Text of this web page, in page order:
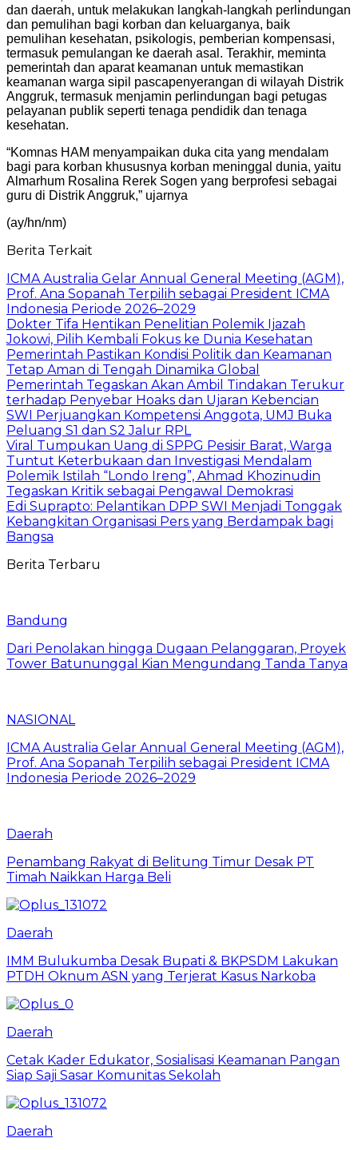
dan daerah, untuk melakukan langkah-langkah perlindungan
dan pemulihan bagi korban dan keluarganya, baik
pemulihan kesehatan, psikologis, pemberian kompensasi,
termasuk pemulangan ke daerah asal. Terakhir, meminta
pemerintah dan aparat keamanan untuk memastikan
keamanan warga sipil pascapenyerangan di wilayah Distrik
Anggruk, termasuk menjamin perlindungan bagi petugas
pelayanan publik seperti tenaga pendidik dan tenaga
kesehatan.
“Komnas HAM menyampaikan duka cita yang mendalam
bagi para korban khususnya korban meninggal dunia, yaitu
Almarhum Rosalina Rerek Sogen yang berprofesi sebagai
guru di Distrik Anggruk,” ujarnya
(ay/hn/nm)
Berita Terkait
ICMA Australia Gelar Annual General Meeting (AGM),
Prof. Ana Sopanah Terpilih sebagai President ICMA
Indonesia Periode 2026–2029
Dokter Tifa Hentikan Penelitian Polemik Ijazah
Jokowi, Pilih Kembali Fokus ke Dunia Kesehatan
Pemerintah Pastikan Kondisi Politik dan Keamanan
Tetap Aman di Tengah Dinamika Global
Pemerintah Tegaskan Akan Ambil Tindakan Terukur
terhadap Penyebar Hoaks dan Ujaran Kebencian
SWI Perjuangkan Kompetensi Anggota, UMJ Buka
Peluang S1 dan S2 Jalur RPL
Viral Tumpukan Uang di SPPG Pesisir Barat, Warga
Tuntut Keterbukaan dan Investigasi Mendalam
Polemik Istilah “Londo Ireng”, Ahmad Khozinudin
Tegaskan Kritik sebagai Pengawal Demokrasi
Edi Suprapto: Pelantikan DPP SWI Menjadi Tonggak
Kebangkitan Organisasi Pers yang Berdampak bagi
Bangsa
Berita Terbaru
Bandung
Dari Penolakan hingga Dugaan Pelanggaran, Proyek
Tower Batununggal Kian Mengundang Tanda Tanya
NASIONAL
ICMA Australia Gelar Annual General Meeting (AGM),
Prof. Ana Sopanah Terpilih sebagai President ICMA
Indonesia Periode 2026–2029
Daerah
Penambang Rakyat di Belitung Timur Desak PT
Timah Naikkan Harga Beli
Daerah
IMM Bulukumba Desak Bupati & BKPSDM Lakukan
PTDH Oknum ASN yang Terjerat Kasus Narkoba
Daerah
Cetak Kader Edukator, Sosialisasi Keamanan Pangan
Siap Saji Sasar Komunitas Sekolah
Daerah